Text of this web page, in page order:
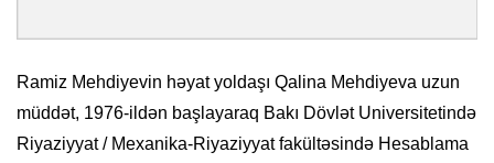
Ramiz Mehdiyevin həyat yoldaşı Qalina Mehdiyeva uzun
müddət, 1976-ildən başlayaraq Bakı Dövlət Universitetində
Riyaziyyat / Mexanika-Riyaziyyat fakültəsində Hesablama